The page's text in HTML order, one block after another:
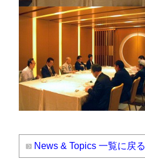
News & Topics 一覧に戻る